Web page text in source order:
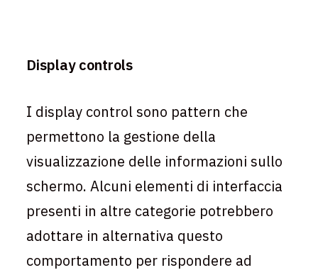
Display controls
I display control sono pattern che
permettono la gestione della
visualizzazione delle informazioni sullo
schermo. Alcuni elementi di interfaccia
presenti in altre categorie potrebbero
adottare in alternativa questo
comportamento per rispondere ad